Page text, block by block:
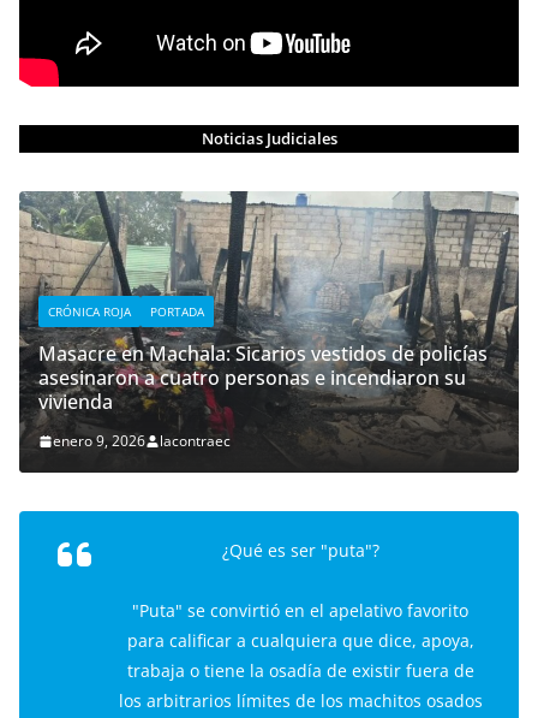
Noticias Judiciales
CRÓNICA ROJA PORTADA
Masacre en Machala: Sicarios vestidos de policías
asesinaron a cuatro personas e incendiaron su
vivienda
enero 9, 2026 lacontraec
¿Qué es ser "puta"?
"Puta" se convirtió en el apelativo favorito
para calificar a cualquiera que dice, apoya,
trabaja o tiene la osadía de existir fuera de
los arbitrarios límites de los machitos osados